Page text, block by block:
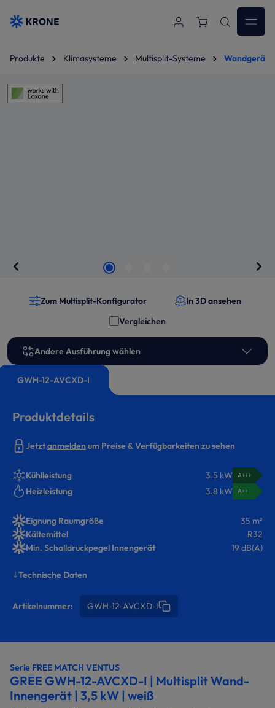
Zum Hauptinhalt springen
Produkte Klimasysteme Multisplit-Systeme Wandgeräte
Bildergalerie überspringen
Zum Multisplit-Konfigurator
In 3D ansehen
Vergleichen
GWH-12-AVCXD-I
Andere Ausführung wählen
Produktdetails
Jetztanmeldenum Preise & Verfügbarkeiten zu sehen
Kühlleistung 3.5 kW A+++
Heizleistung 3.8 kW A++
Eignung Raumgröße
35 m²
Kältemittel
R32
Min. Schalldruckpegel Innengerät
19 dB(A)
Technische Daten
Artikelnummer: GWH-12-AVCXD-I
Serie FREE MATCH VENTUS
GREE GWH-12-AVCXD-I | Multisplit Wand-
Innengerät | 3,5 kW | weiß